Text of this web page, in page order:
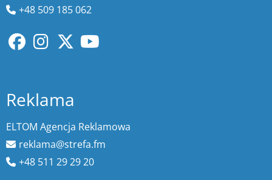
+48 509 185 062
Reklama
ELTOM Agencja Reklamowa
reklama@strefa.fm
+48 511 29 29 20